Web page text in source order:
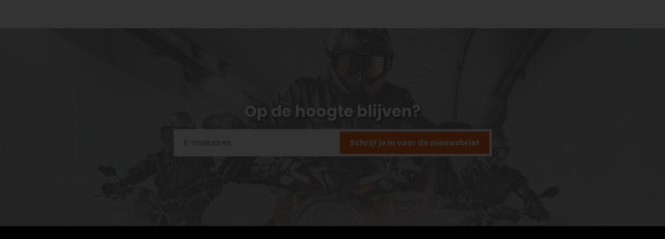
Op de hoogte blijven?
Schrijf je in voor de nieuwsbrief